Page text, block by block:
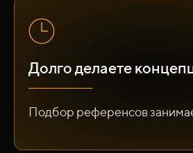
Долго делаете
Подбор референсов